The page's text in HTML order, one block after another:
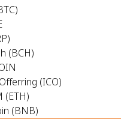
(BCH)
(ICO)
(ETH)
(BNB)